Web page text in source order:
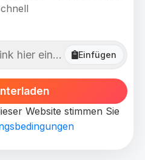
Einfügen
Website stimmen Sie